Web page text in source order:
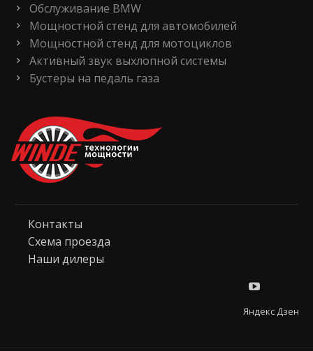
Обслуживание BMW
Мощностной стенд для автомобилей
Мощностной стенд для мотоциклов
Активный звук выхлопной системы
Бустеры на педаль газа
Контакты
Схема проезда
Наши дилеры
Яндекс Дзен